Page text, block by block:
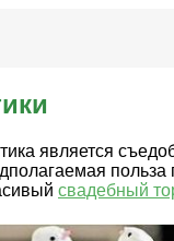
является
свадебный